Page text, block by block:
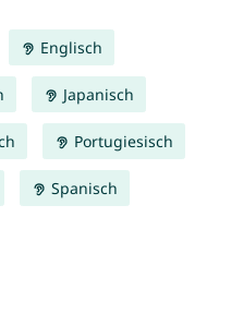
Englisch
Japanisch
Portugiesisch
Spanisch